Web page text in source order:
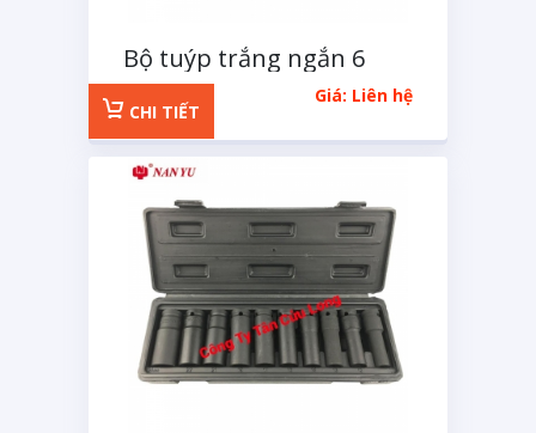
Bộ tuýp trắng ngắn 6
cạnh 1/2 inchs 11 chi tiết
Giá: Liên hệ
CHI TIẾT